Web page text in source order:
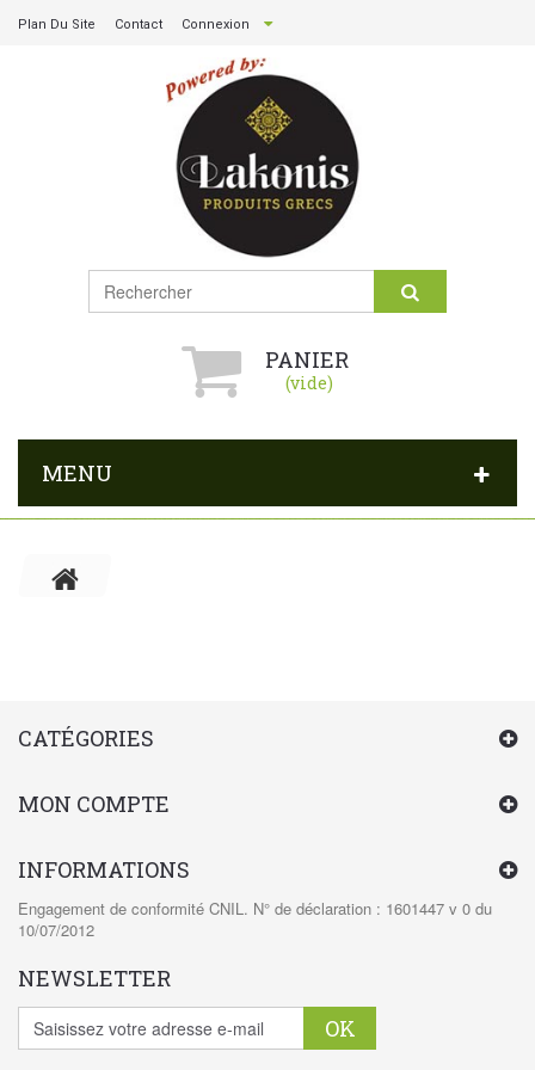
Contact
Plan Du Site Connexion
PANIER
(vide)
MENU
CATÉGORIES
MON COMPTE
INFORMATIONS
Engagement de conformité CNIL. N° de déclaration : 1601447 v 0 du
10/07/2012
NEWSLETTER
OK